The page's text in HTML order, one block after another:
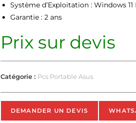
Système d’Exploitation : Windows 11
Garantie : 2 ans
Prix sur devis
Catégorie : Pcs Portable Asus
DEMANDER UN DEVIS